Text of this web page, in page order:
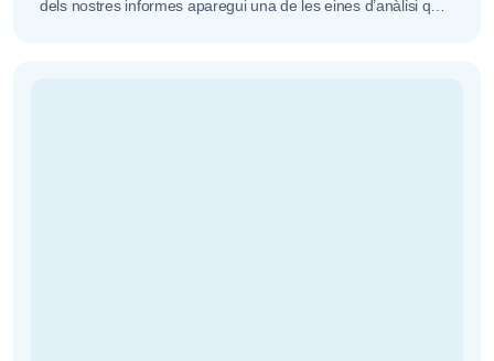
dels nostres informes aparegui una de les eines d’anàlisi que